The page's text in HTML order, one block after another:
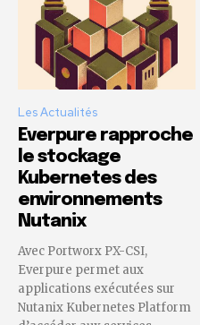
Les Actualités
Everpure rapproche
le stockage
Kubernetes des
environnements
Nutanix
Avec Portworx PX-CSI,
Everpure permet aux
applications exécutées sur
Nutanix Kubernetes Platform